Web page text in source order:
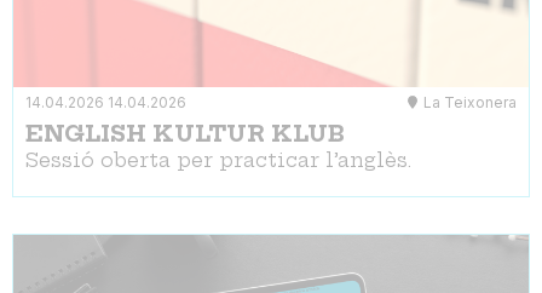
14.04.2026 14.04.2026 La Teixonera
ENGLISH KULTUR KLUB
Sessió oberta per practicar l’anglès.